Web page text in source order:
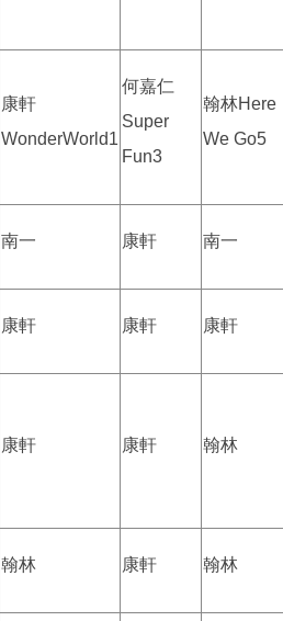
康軒
WonderWorld1
何嘉仁
Super
Fun3
翰林Here
We Go5
南一 康軒 南一
康軒 康軒 康軒
康軒 康軒 翰林
翰林 康軒 翰林